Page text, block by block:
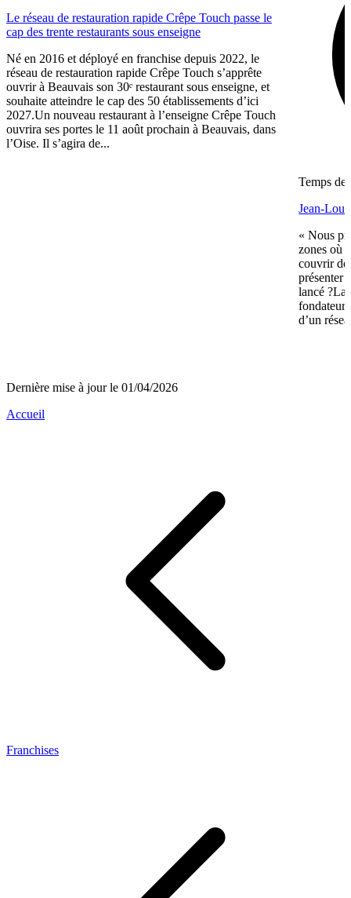
Le réseau de restauration rapide Crêpe Touch passe le
cap des trente restaurants sous enseigne
Né en 2016 et déployé en franchise depuis 2022, le
réseau de restauration rapide Crêpe Touch s’apprête
ouvrir à Beauvais son 30ᵉ restaurant sous enseigne, et
souhaite atteindre le cap des 50 établissements d’ici
2027.Un nouveau restaurant à l’enseigne Crêpe Touch
ouvrira ses portes le 11 août prochain à Beauvais, dans
l’Oise. Il s’agira de...
Temps de
Jean-
« Nous
zones où
couvrir de
présenter
lancé ?La
d’un
Dernière mise à jour le 01/04/2026
Accueil
Franchises